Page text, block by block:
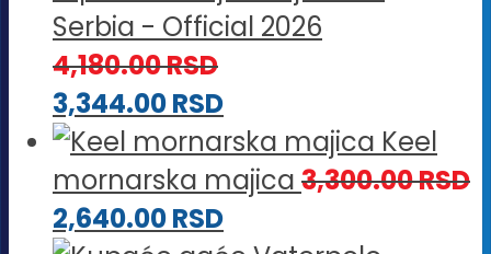
Serbia - Official 2026
4,180.00RSD
3,344.00RSD
Keel
mornarska majica 3,300.00RSD
2,640.00RSD